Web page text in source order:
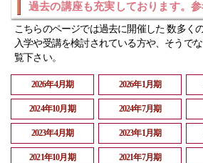
過去の講座も充実しております。参
こちらのページでは過去に開催した 数多く
入学や受講を検討されている方や、そうで
覧下さい。
2026年4月期 2026年1月期
2024年10月期 2024年7月期
2023年4月期 2023年1月期
2021年10月期 2021年7月期